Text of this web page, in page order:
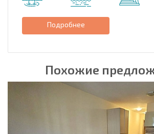
Подробнее
Похожие